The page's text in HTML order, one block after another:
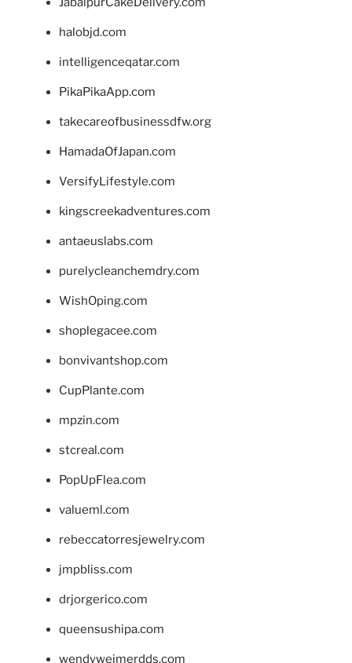
halobjd.com
intelligenceqatar.com
PikaPikaApp.com
takecareofbusinessdfw.org
HamadaOfJapan.com
VersifyLifestyle.com
kingscreekadventures.com
antaeuslabs.com
purelycleanchemdry.com
WishOping.com
shoplegacee.com
bonvivantshop.com
CupPlante.com
mpzin.com
stcreal.com
PopUpFlea.com
valueml.com
rebeccatorresjewelry.com
jmpbliss.com
drjorgerico.com
queensushipa.com
wendyweimerdds.com